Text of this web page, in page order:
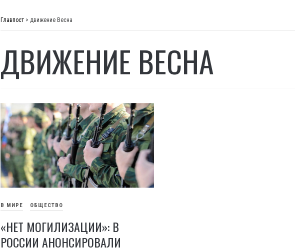
Главпост > движение Весна
ДВИЖЕНИЕ ВЕСНА
В МИРЕ ОБЩЕСТВО
«НЕТ МОГИЛИЗАЦИИ»: В
РОССИИ АНОНСИРОВАЛИ